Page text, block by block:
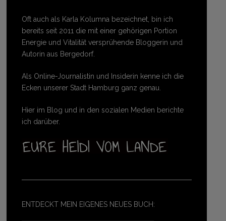
Oft auch als Karla Kolumna bezeichnet, bin ich
bereits seit 2011 die mit einer gehörigen Portion
Energie und Vitalität versprühende Bloggerin und
Autorin aus Bergedorf.
Als Online-Journalistin und Insiderin kenne ich die
Ecken unserer Stadt Hamburg ganz genau.
Hier im Blog und in den sozialen Medien berichte
ich darüber.
ENTDECKT MEIN EIGENES NEUES BUCH: